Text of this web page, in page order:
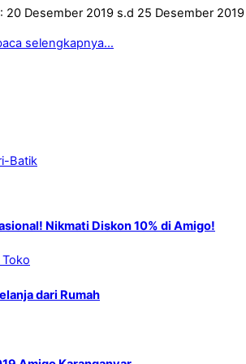
: 20 Desember 2019 s.d 25 Desember 2019
selengkapnya…
Nikmati Diskon 10% di Amigo!
dari Rumah